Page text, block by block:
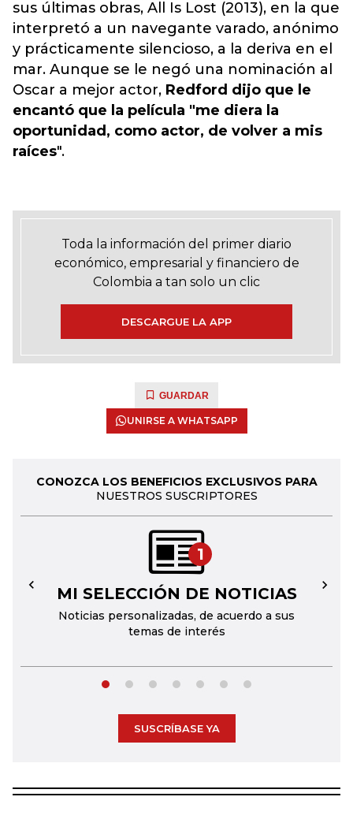
sus últimas obras, All Is Lost (2013), en la que
interpretó a un navegante varado, anónimo
y prácticamente silencioso, a la deriva en el
mar. Aunque se le negó una nominación al
Oscar a mejor actor, Redford dijo que le
encantó que la película "me diera la
oportunidad, como actor, de volver a mis
raíces".
Toda la información del primer diario
económico, empresarial y financiero de
Colombia a tan solo un clic
DESCARGUE LA APP
GUARDAR
UNIRSE A WHATSAPP
CONOZCA LOS BENEFICIOS EXCLUSIVOS PARA
NUESTROS SUSCRIPTORES
1
MI SELECCIÓN DE NOTICIAS
Noticias personalizadas, de acuerdo a sus
temas de interés
← →
SUSCRÍBASE YA